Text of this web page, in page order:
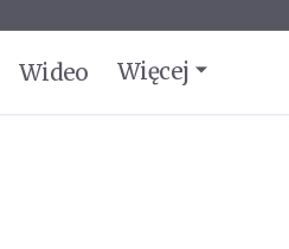
Wideo Więcej